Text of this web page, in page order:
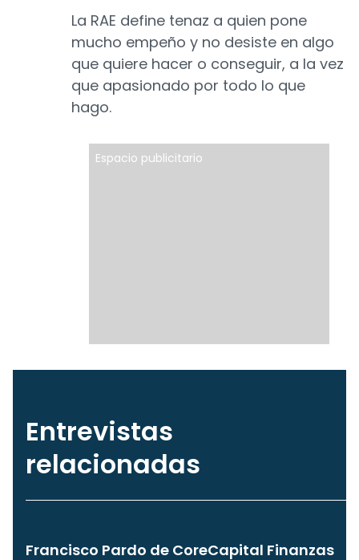
La RAE define tenaz a quien pone
mucho empeño y no desiste en algo
que quiere hacer o conseguir, a la vez
que apasionado por todo lo que
hago.
Espacio publicitario
Entrevistas
relacionadas
Francisco Pardo de CoreCapital Finanzas